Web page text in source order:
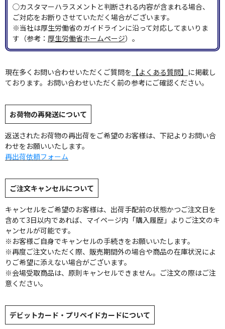
◯カスタマーハラスメントと判断される内容が含まれる場合、
ご対応をお断りさせていただく場合がございます。
※当社は厚生労働省のガイドラインに沿って対応してまいりま
す（参考： 厚生労働省ホームページ）。
現在多くお問い合わせいただくご質問を 【よくある質問】 に掲載し
ております。お問い合わせいただく前の参考にご確認ください。
お荷物の再発送について
返送されたお荷物の再出荷をご希望のお客様は、下記よりお問い合
わせをお願いいたします。
再出荷依頼フォーム
ご注文キャンセルについて
キャンセルをご希望のお客様は、出荷手配前の状態かつご注文日を
含めて3日以内であれば、マイページ内「購入履歴」よりご注文のキ
ャンセルが可能です。
※お客様ご自身でキャンセルの手続きをお願いいたします。
※再度ご注文いただく際、販売期間外の場合や商品の在庫状況によ
りご希望に添えない場合がございます。
※会場受取商品は、原則キャンセルできません。ご注文の際はご注
意ください。
デビットカード・プリペイドカードについて